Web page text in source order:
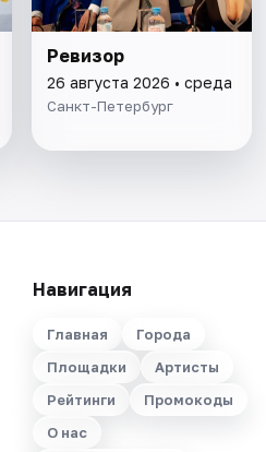
Ревизор
26 августа 2026 • среда
Санкт-Петербург
Навигация
Главная
Города
Площадки
Артисты
Рейтинги
Промокоды
О нас